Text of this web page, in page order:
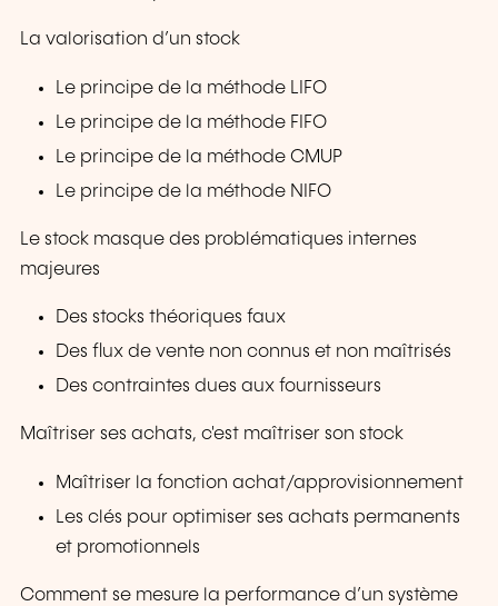
La valorisation d’un stock
Le principe de la méthode LIFO
Le principe de la méthode FIFO
Le principe de la méthode CMUP
Le principe de la méthode NIFO
Le stock masque des problématiques internes
majeures
Des stocks théoriques faux
Des flux de vente non connus et non maîtrisés
Des contraintes dues aux fournisseurs
Maîtriser ses achats, c'est maîtriser son stock
Maîtriser la fonction achat/approvisionnement
Les clés pour optimiser ses achats permanents
et promotionnels
Comment se mesure la performance d’un système